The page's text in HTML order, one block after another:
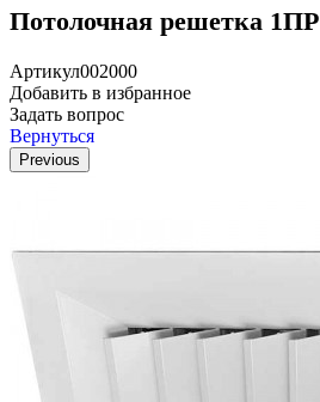
Потолочная решетка 1ПР
Артикул002000
Добавить в избранное
Задать вопрос
Вернуться
Previous